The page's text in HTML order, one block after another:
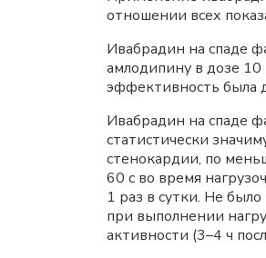
отношении всех
Ивабрадин на спаде
амлодипину в дозе 10
эффективность была
Ивабрадин на спаде
статистически
стенокардии, по
60 с во время
1 раз в сутки. Не
при выполнении
активности (3–4 ч